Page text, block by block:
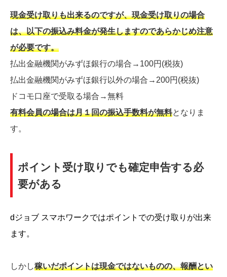
現金受け取りも出来るのですが、現金受け取りの場合
は、以下の振込み料金が発生しますのであらかじめ注意
が必要です。
払出金融機関がみずほ銀行の場合→100円(税抜)
払出金融機関がみずほ銀行以外の場合→200円(税抜)
ドコモ口座で受取る場合→無料
有料会員の場合は月１回の振込手数料が無料となりま
す。
ポイント受け取りでも確定申告する必
要がある
dジョブ スマホワークではポイントでの受け取りが出来
ます。
しかし稼いだポイントは現金ではないものの、報酬とい